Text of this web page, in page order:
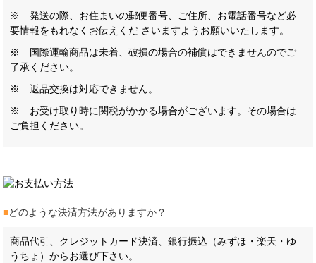
※ 発送の際、お住まいの郵便番号、ご住所、お電話番号など必
要情報をもれなくお伝えくだ さいますようお願いいたします。
※ 国際運輸商品は未着、破損の場合の補償はできませんのでご
了承ください。
※ 返品交換は対応できません。
※ お受け取り時に関税がかかる場合がございます。その場合は
ご負担ください。
■どのような決済方法がありますか？
商品代引、クレジットカード決済、銀行振込（みずほ・楽天・ゆ
うちょ）からお選び下さい。